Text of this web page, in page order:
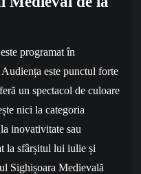
programat în
este punctul forte
un spectacol de culoare
nici la categoria
inovativitate sau
la sfârșitul lui iulie și
Sighișoara Medievală